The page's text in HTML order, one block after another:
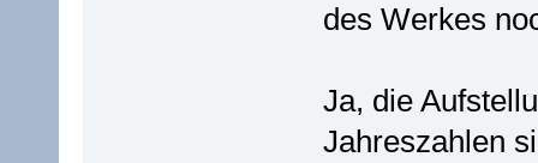
des Werkes
Ja, die
Jahreszahlen